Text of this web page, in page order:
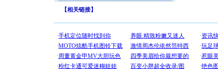
【相关链接】